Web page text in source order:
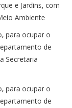
e Jardins, com
Ambiente
para ocupar o
de
Secretaria
para ocupar o
de